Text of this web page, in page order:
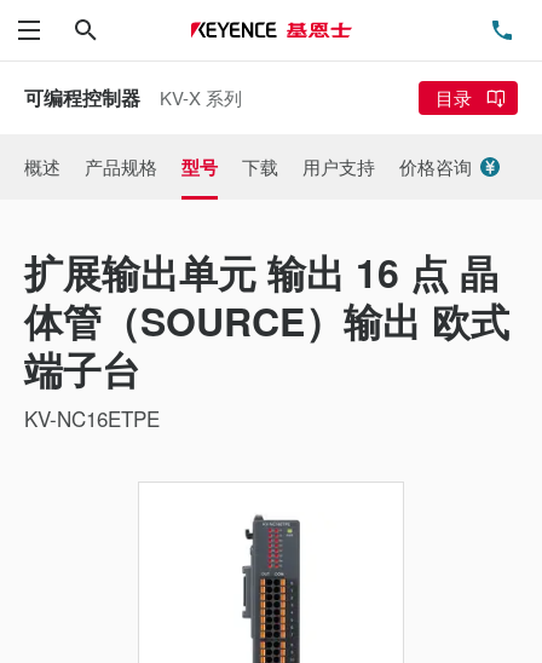
菜单
可编程控制器 KV-X 系列 目录
概述 产品规格 型号 下载 用户支持 价格咨询
扩展输出单元 输出 16 点 晶
体管（SOURCE）输出 欧式
端子台
KV-NC16ETPE